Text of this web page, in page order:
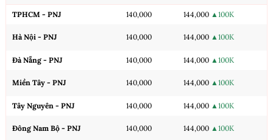
TPHCM - PNJ 140,000 144,000 ▲100K
Hà Nội - PNJ 140,000 144,000 ▲100K
Đà Nẵng - PNJ 140,000 144,000 ▲100K
Miền Tây - PNJ 140,000 144,000 ▲100K
Tây Nguyên - PNJ 140,000 144,000 ▲100K
Đông Nam Bộ - PNJ 140,000 144,000 ▲100K